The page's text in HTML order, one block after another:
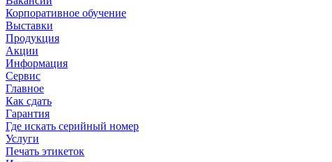
Корпоративное обучение
Выставки
Продукция
Акции
Информация
Сервис
Главное
Как сдать
Гарантия
Где искать серийный номер
Услуги
Печать этикеток